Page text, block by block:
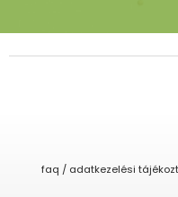
faq / adatkezelési